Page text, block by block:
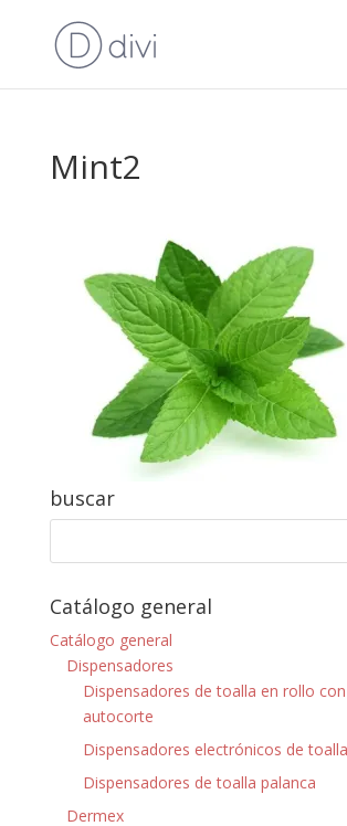
Mint2
buscar
Catálogo general
Catálogo general
Dispensadores
Dispensadores de toalla en rollo
autocorte
Dispensadores electrónicos de
Dispensadores de toalla palanca
Dermex